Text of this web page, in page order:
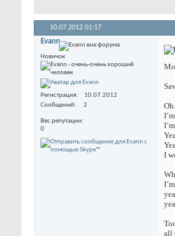
10.07.2012 01:17
Evann
Новичок
Регистрация
10.07.2012
Сообщений
2
Вес репутации
0
I
all